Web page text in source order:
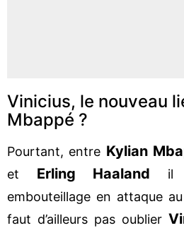
Vinicius, le nouveau
Mbappé ?
Pourtant, entre Kylian
et Erling Haaland il
embouteillage en attaque au
faut d’ailleurs pas oublier